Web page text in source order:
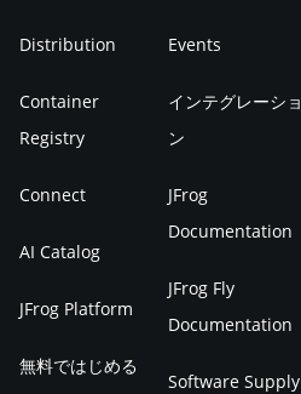
Distribution
Container
Registry
Connect
AI Catalog
JFrog Platform
無料ではじめる
Events
インテグレーショ
ン
JFrog
Documentation
JFrog Fly
Documentation
Software Supply